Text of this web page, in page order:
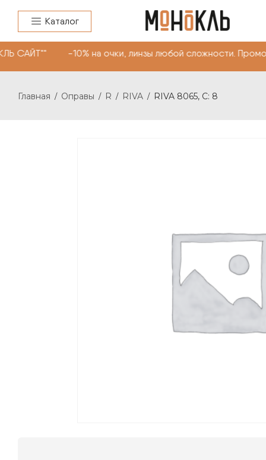
Каталог
-10% на очки, линзы любой сложности.
Главная / Оправы / R / RIVA / RIVA 8065, С: 8